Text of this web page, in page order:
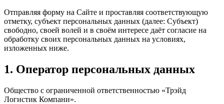
Отправляя форму на Сайте и проставляя соответствующую
отметку, субъект персональных данных (далее: Субъект)
свободно, своей волей и в своём интересе даёт согласие на
обработку своих персональных данных на условиях,
изложенных ниже.
1. Оператор персональных данных
Общество с ограниченной ответственностью «Трэйд
Логистик Компани».